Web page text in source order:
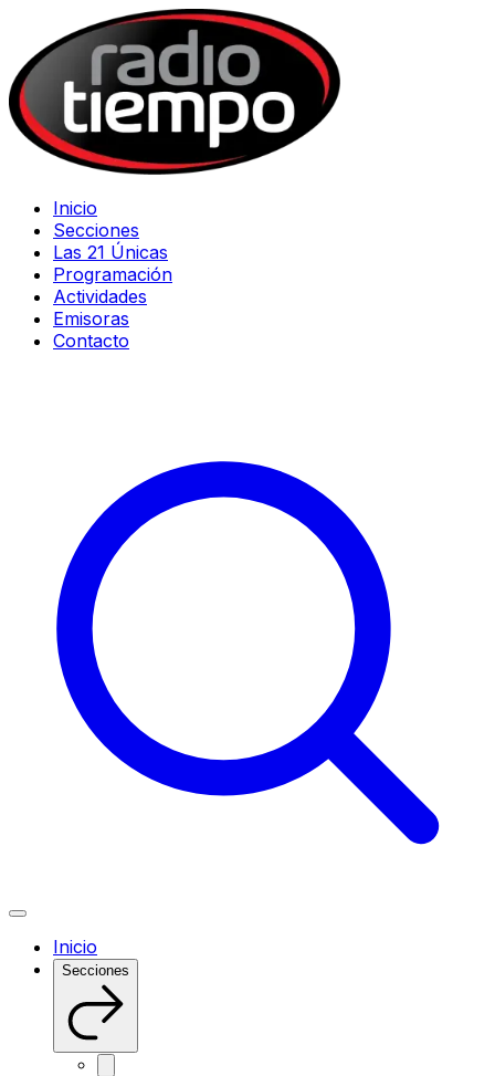
Inicio
Secciones
Las 21 Únicas
Programación
Actividades
Emisoras
Contacto
Inicio
Secciones